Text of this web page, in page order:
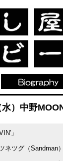
）中野
」
ネツグ（Sandman）